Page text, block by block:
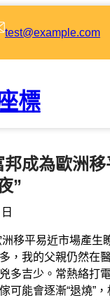
test@example.com
標
成為歐洲
”
移平易近市場產生
，我的父親仍然在
多吉少。常熱絡打
可能會逐漸“退燒”